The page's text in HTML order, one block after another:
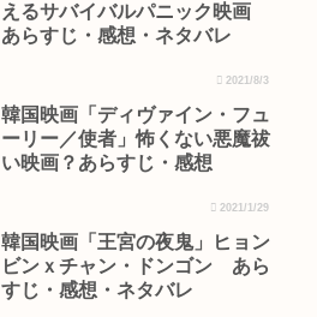
えるサバイバルパニック映画
あらすじ・感想・ネタバレ
2021/8/3
韓国映画「ディヴァイン・フュ
ーリー／使者」怖くない悪魔祓
い映画？あらすじ・感想
2021/1/29
韓国映画「王宮の夜鬼」ヒョン
ビンｘチャン・ドンゴン あら
すじ・感想・ネタバレ